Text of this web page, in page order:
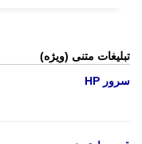
تبلیغات متنی (ویژه)
سرور HP